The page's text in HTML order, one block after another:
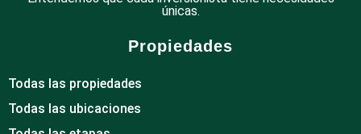
únicas.
Propiedades
Todas las propiedades
Todas las ubicaciones